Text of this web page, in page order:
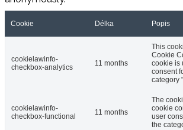
Cookie Délka Popis
cookielawinfo-
checkbox-analytics
11 months
This
Cookie
cookie is
consent
category
cookielawinfo-
checkbox-functional
11 months
The
cookie
user
the